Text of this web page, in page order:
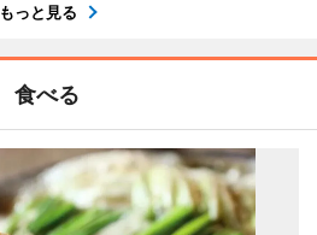
もっと見る
食べる